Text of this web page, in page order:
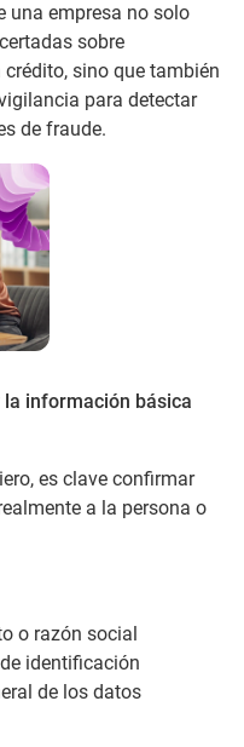
una empresa no solo
sobre
sino que también
para detectar
de fraude.
la información básica
es clave confirmar
a la persona o
o razón social
identificación
de los datos